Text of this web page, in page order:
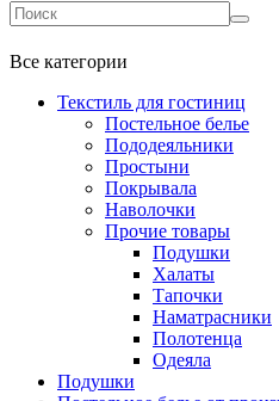
Все категории
Текстиль для гостиниц
Постельное белье
Пододеяльники
Простыни
Покрывала
Наволочки
Прочие товары
Подушки
Халаты
Тапочки
Наматрасники
Полотенца
Одеяла
Подушки